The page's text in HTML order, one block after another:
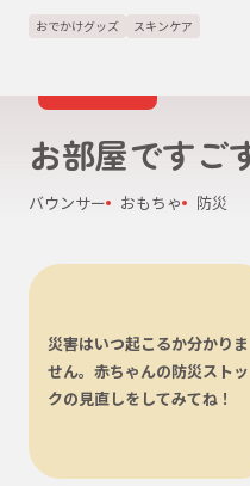
おでかけグッズ スキンケア
お部屋ですご
バウンサー おもちゃ 防災
災害はいつ起こるか分かりま
せん。赤ちゃんの防災ストッ
クの見直しをしてみてね！